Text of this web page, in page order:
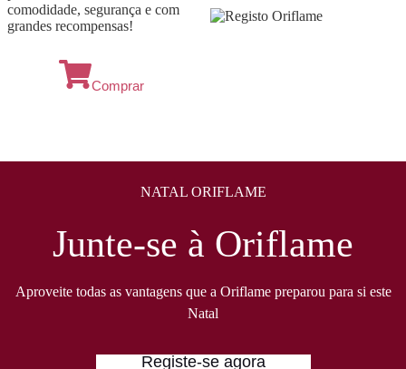
comodidade, segurança e com
grandes recompensas!
Comprar
NATAL ORIFLAME
Junte-se à Oriflame
Aproveite todas as vantagens que a Oriflame preparou para si este
Natal
Registe-se agora